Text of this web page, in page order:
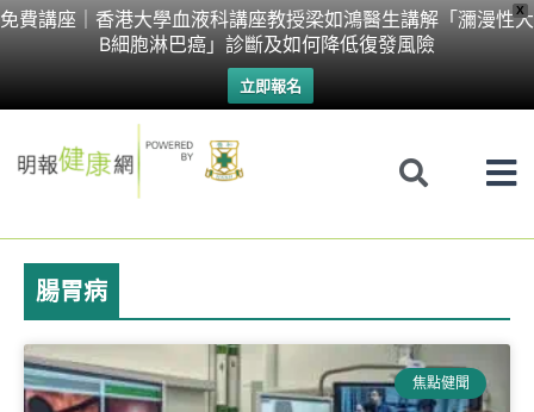
X
免費講座｜香港大學血液科講座教授梁如鴻醫生講解「瀰漫性大
B細胞淋巴癌」診斷及如何降低復發風險
立即報名
Skip
腸胃病
焦點健聞